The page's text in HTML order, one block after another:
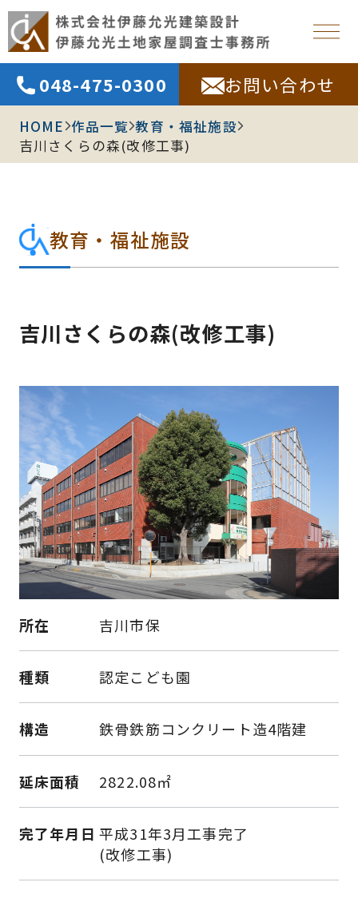
048-475-0300 お問い合わせ
HOME 作品一覧 教育・福祉施設
吉川さくらの森(改修工事)
教育・福祉施設
吉川さくらの森(改修工事)
所在 吉川市保
種類 認定こども園
構造 鉄骨鉄筋コンクリート造4階建
延床面積 2822.08㎡
完了年月日 平成31年3月工事完了
(改修工事)